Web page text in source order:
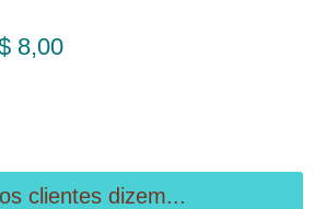
8,00
clientes dizem...